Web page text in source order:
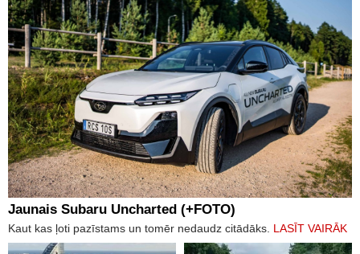
Jaunais Subaru Uncharted (+FOTO)
Kaut kas ļoti pazīstams un tomēr nedaudz citādāks. LASĪT VAIRĀK